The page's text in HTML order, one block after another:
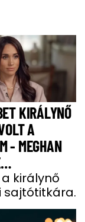
KIRÁLYNŐ
A
- MEGHAN
királynő
sajtótitkára.